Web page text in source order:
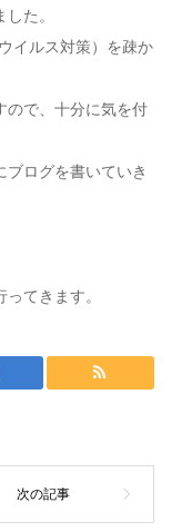
た。
イルス対策）を疎か
ので、十分に気を付
ブログを書いていき
てきます。